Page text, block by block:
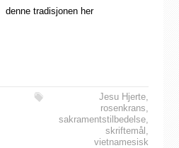
denne tradisjonen her
Jesu Hjerte
rosenkrans
sakramentstilbedelse
skriftemål
vietnamesisk